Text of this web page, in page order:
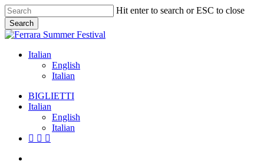
Skip
to
main
content
Hit enter to search or ESC to close
Search
Close
Italian
English
Italian
Menu
BIGLIETTI
Italian
English
Italian
facebook
youtube
instagram